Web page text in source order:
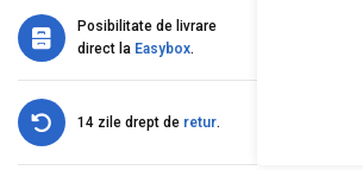
Posibilitate de livrare
direct la Easybox.
14 zile drept de retur.